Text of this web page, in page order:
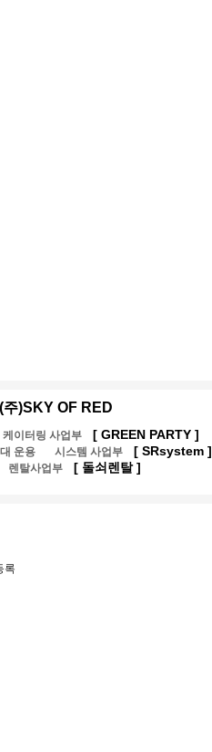
(주)SKY OF RED
케이터링 사업부 [ GREEN PARTY ]
대 운용 시스템 사업부 [ SRsystem ]
렌탈사업부 [ 돌쇠렌탈 ]